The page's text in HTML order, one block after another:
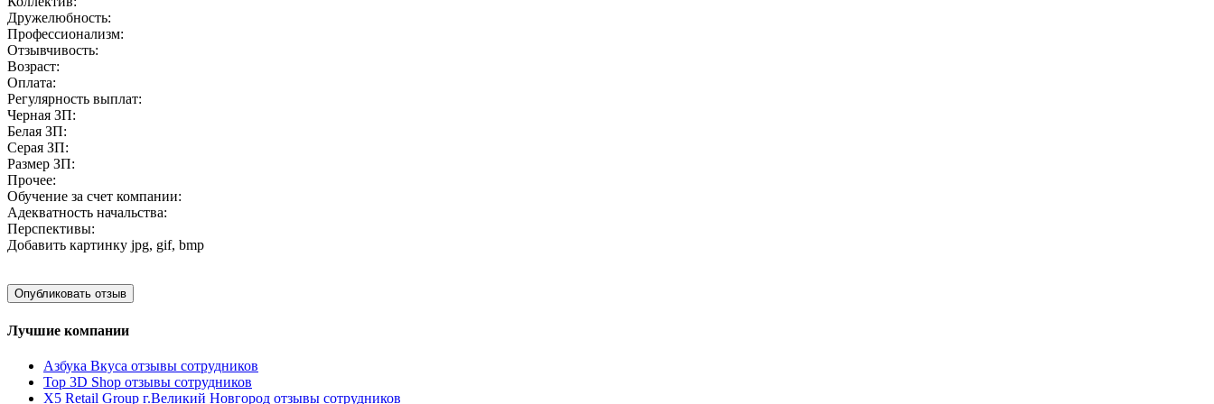
Дружелюбность:
Профессионализм:
Отзывчивость:
Возраст:
Оплата:
Регулярность выплат:
Черная ЗП:
Белая ЗП:
Серая ЗП:
Размер ЗП:
Прочее:
Обучение за счет компании:
Адекватность начальства:
Перспективы:
Добавить картинку jpg, gif, bmp
Лучшие компании
Азбука Вкуса отзывы сотрудников
Top 3D Shop отзывы сотрудников
X5 Retail Group г.Великий Новгород отзывы сотрудников